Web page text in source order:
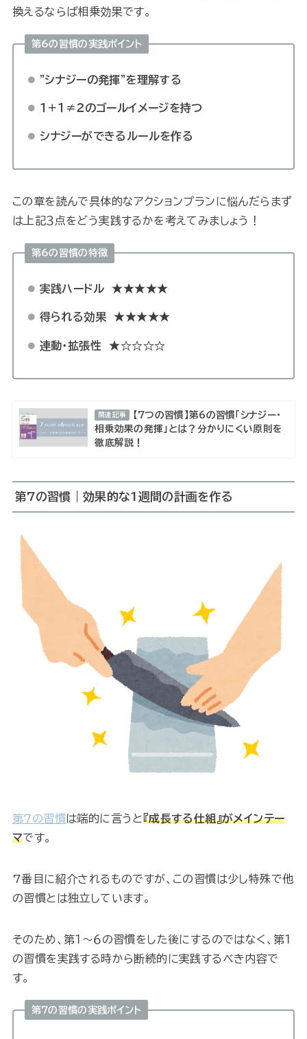
換えるならば相乗効果です。
第6の習慣の実践ポイント
”シナジーの発揮”を理解する
１＋１≠２のゴールイメージを持つ
シナジーができるルールを作る
この章を読んで具体的なアクションプランに悩んだらまず
は上記３点をどう実践するかを考えてみましょう！
第6の習慣の特徴
実践ハードル★★★★★
得られる効果★★★★★
連動・拡張性 ★☆☆☆☆
関連記事
【7つの習慣】第6の習慣「シナジー・
相乗効果の発揮」とは？分かりにくい原則を
徹底解説！
第7の習慣｜効果的な1週間の計画を作る
第７の習慣は端的に言うと『成長する仕組』がメインテー
マです。
7番目に紹介されるものですが、この習慣は少し特殊で他
の習慣とは独立しています。
そのため、第１〜６の習慣をした後にするのではなく、第１
の習慣を実践する時から断続的に実践するべき内容で
す。
第7の習慣の実践ポイント